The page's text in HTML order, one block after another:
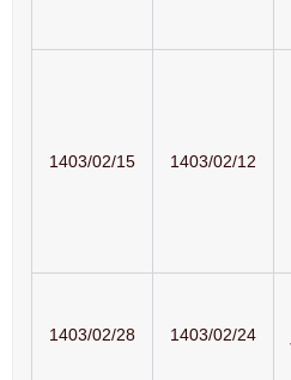
1403/02/12
1403/02/15
1403/02/24
1403/02/28